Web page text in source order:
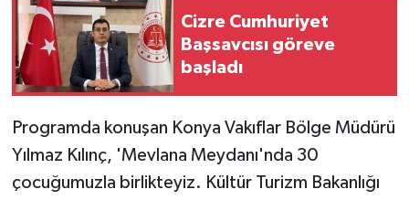
Cizre Cumhuriyet
Başsavcısı göreve
başladı
Programda konuşan Konya Vakıflar Bölge Müdürü
Yılmaz Kılınç, 'Mevlana Meydanı'nda 30
çocuğumuzla birlikteyiz. Kültür Turizm Bakanlığı